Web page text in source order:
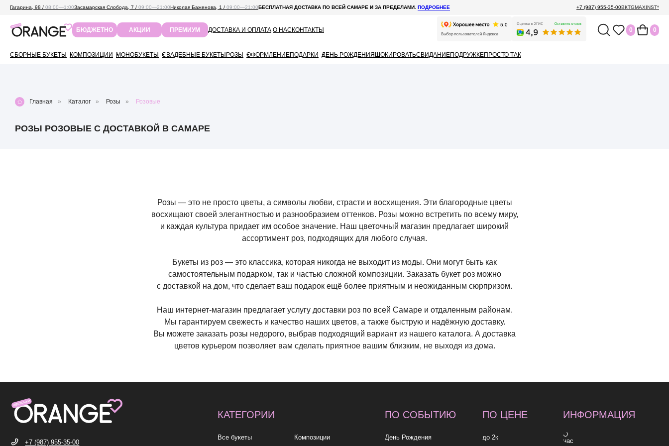
Гагарина, 98 / 08:00—1:00Засамарская Слобода, 7 / 09:00—21:00Николая Баженова, 1 / 09:00—21:00БЕСПЛАТНАЯ ДОСТАВКА ПО ВСЕЙ САМАРЕ И ЗА ПРЕДЕЛАМИ. ПОДРОБНЕЕ +7 (987) 955-35-00ВКTGMAXINST*
БЮДЖЕТНО АКЦИИ ПРЕМИУМ ДОСТАВКА И ОПЛАТА О НАСКОНТАКТЫ 0 0
СБОРНЫЕ БУКЕТЫ КОМПОЗИЦИИ МОНОБУКЕТЫ СВАДЕБНЫЕ БУКЕТЫРОЗЫ ОФОРМЛЕНИЕПОДАРКИ ДЕНЬ РОЖДЕНИЯШОКИРОВАТЬСВИДАНИЕПОДРУЖКЕПРОСТО ТАК
Главная » Каталог » Розы » Розовые
РОЗЫ РОЗОВЫЕ С ДОСТАВКОЙ В САМАРЕ
Розы — это не просто цветы, а символы любви, страсти и восхищения. Эти благородные цветы
восхищают своей элегантностью и разнообразием оттенков. Розы можно встретить по всему миру,
и каждая культура придает им особое значение. Наш цветочный магазин предлагает широкий
ассортимент роз, подходящих для любого случая.
Букеты из роз — это классика, которая никогда не выходит из моды. Они могут быть как
самостоятельным подарком, так и частью сложной композиции. Заказать букет роз можно
с доставкой на дом, что сделает ваш подарок ещё более приятным и неожиданным сюрпризом.
Наш интернет-магазин предлагает услугу доставки роз по всей Самаре и отдаленным районам.
Мы гарантируем свежесть и качество наших цветов, а также быструю и надёжную доставку.
Вы можете заказать розы недорого, выбрав подходящий вариант из нашего каталога. А доставка
цветов курьером позволяет вам сделать приятное вашим близким, не выходя из дома.
ул. Гагарина, 98
ежедневно, 08:00 — 01:00
Контакты
3—5к
7—10к
Сборные букеты
Розы
б-р Засамарская Слобода, 7
ул. Николая Баженова, 1